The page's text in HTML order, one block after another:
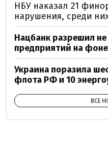
НБУ наказал 21
нарушения, среди
Нацбанк разрешил
предприятий на
Украина поразила
флота РФ и 10
ВСЕ